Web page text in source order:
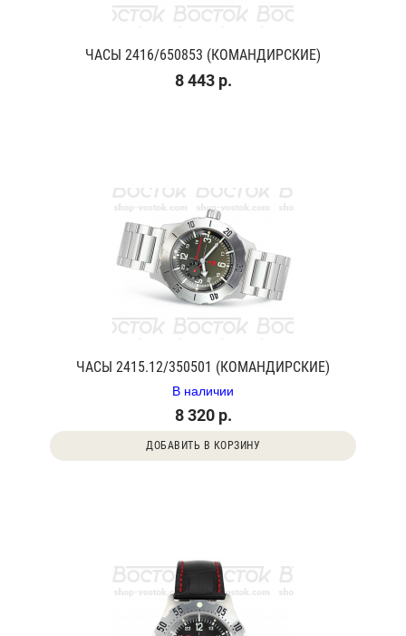
ЧАСЫ 2416/650853 (КОМАНДИРСКИЕ)
8 443 р.
ЧАСЫ 2415.12/350501 (КОМАНДИРСКИЕ)
В наличии
8 320 р.
ДОБАВИТЬ В КОРЗИНУ